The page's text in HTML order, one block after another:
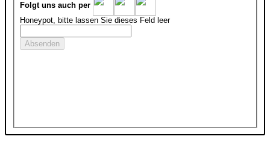
Folgt uns auch per
Honeypot, bitte lassen Sie dieses Feld leer